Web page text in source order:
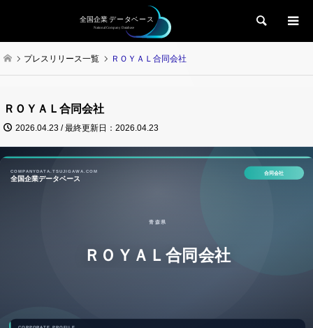
検索
プレスリリース一覧 ＲＯＹＡＬ合同会社
ＲＯＹＡＬ合同会社
2026.04.23 / 最終更新日：2026.04.23